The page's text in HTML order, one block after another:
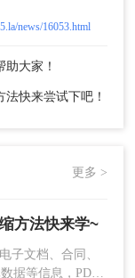
别是包含大
量可以有效
编辑软件（如
编辑（如降低
news/16053.html
大家！
快来尝试下吧！
更多 >
方法快来学~
子文档、合同、
据等信息，PDF